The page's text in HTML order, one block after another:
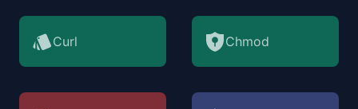
Curl Chmod